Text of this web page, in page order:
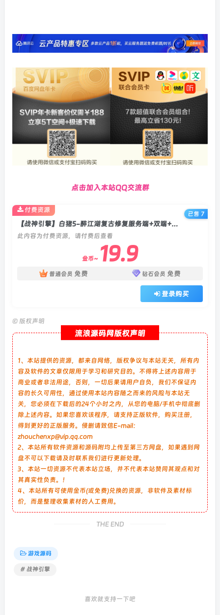
点击加入本站QQ交流群
【战神引擎】白猪5-醉江湖复古修复服务端+双端+教程
此内容为付费资源，请付费后查看
金币~ 19.9
普通会员 免费 钻石会员 免费
登录购买
付费资源
已售 7
© 版权声明
流浪源码网版权声明
1、本站提供的资源，都来自网络，版权争议与本站无关，所有内
容及软件的文章仅限用于学习和研究目的。不得将上述内容用于
商业或者非法用途，否则，一切后果请用户自负，我们不保证内
容的长久可用性，通过使用本站内容随之而来的风险与本站无
关，您必须在下载后的24个小时之内，从您的电脑/手机中彻底删
除上述内容。如果您喜欢该程序，请支持正版软件，购买注册，
得到更好的正版服务。侵删请致信E-mail：
zhouchenxp@vip.qq.com
2、本站所有软件资源和源码附均上传至第三方网盘，如果遇到网
盘不可以下载请及时联系我们进行更新处理。
3、本站一切资源不代表本站立场，并不代表本站赞同其观点和对
其真实性负责。！
4、本站所有可使用金币(或免费)兑换的资源，非软件及素材标
价，而是整理收集素材的人工费用。
THE END
游戏源码
# 战神引擎
喜欢就支持一下吧